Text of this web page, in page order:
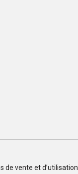
de vente et d’utilisation